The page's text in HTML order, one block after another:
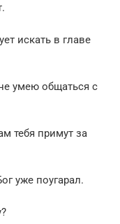
искать в главе
умею общаться с
тебя примут за
уже поугарал.